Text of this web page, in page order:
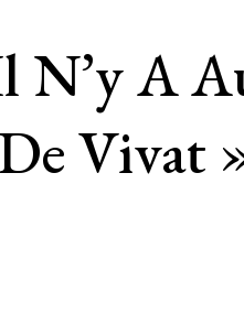
A
Vivat